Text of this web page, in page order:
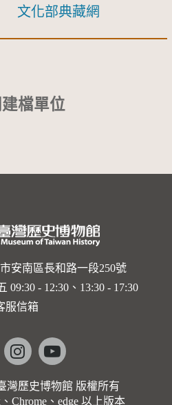
文化部典藏網
檔單位
安南區長和路一段250號
09:30 - 12:30、13:30 - 17:30
服信箱
instagramyoutube
灣歷史博物館 版權所有
Chrome、edge 以上版本